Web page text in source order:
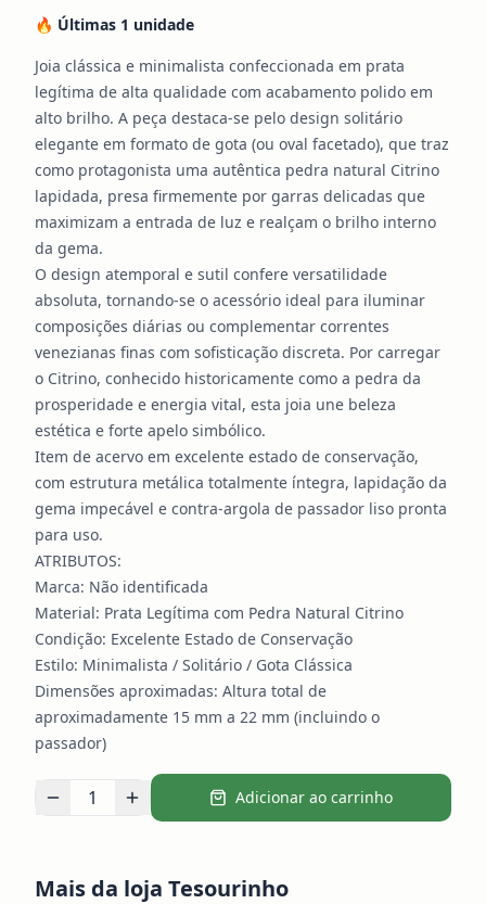
🔥 Últimas 1 unidade
Joia clássica e minimalista confeccionada em prata
legítima de alta qualidade com acabamento polido em
alto brilho. A peça destaca-se pelo design solitário
elegante em formato de gota (ou oval facetado), que traz
como protagonista uma autêntica pedra natural Citrino
lapidada, presa firmemente por garras delicadas que
maximizam a entrada de luz e realçam o brilho interno
da gema.
O design atemporal e sutil confere versatilidade
absoluta, tornando-se o acessório ideal para iluminar
composições diárias ou complementar correntes
venezianas finas com sofisticação discreta. Por carregar
o Citrino, conhecido historicamente como a pedra da
prosperidade e energia vital, esta joia une beleza
estética e forte apelo simbólico.
Item de acervo em excelente estado de conservação,
com estrutura metálica totalmente íntegra, lapidação da
gema impecável e contra-argola de passador liso pronta
para uso.
ATRIBUTOS:
Marca: Não identificada
Material: Prata Legítima com Pedra Natural Citrino
Condição: Excelente Estado de Conservação
Estilo: Minimalista / Solitário / Gota Clássica
Dimensões aproximadas: Altura total de
aproximadamente 15 mm a 22 mm (incluindo o
passador)
1 Adicionar ao carrinho
Mais da loja Tesourinho